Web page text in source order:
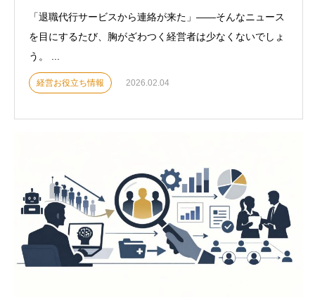
「退職代行サービスから連絡が来た」——そんなニュース
を目にするたび、胸がざわつく経営者は少なくないでしょ
う。 ...
経営お役立ち情報 2026.02.04